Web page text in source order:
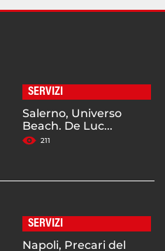
SERVIZI
Salerno, Universo
Beach. De Luc...
211
SERVIZI
Napoli, Precari del